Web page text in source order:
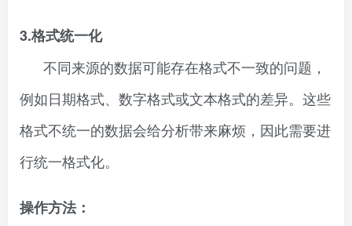
3.格式统一化
不同来源的数据可能存在格式不一致的问题，
例如日期格式、数字格式或文本格式的差异。这些
格式不统一的数据会给分析带来麻烦，因此需要进
行统一格式化。
操作方法：